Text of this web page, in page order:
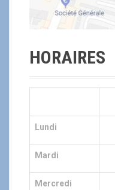
HORAIRES
Lundi
Mardi
Mercredi